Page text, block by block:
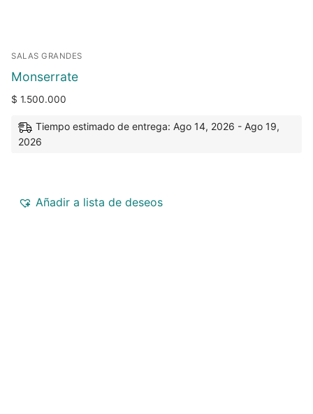
SALAS GRANDES
Monserrate
$ 1.500.000
Tiempo estimado de entrega: Ago 14, 2026 - Ago 19,
2026
Añadir a lista de deseos